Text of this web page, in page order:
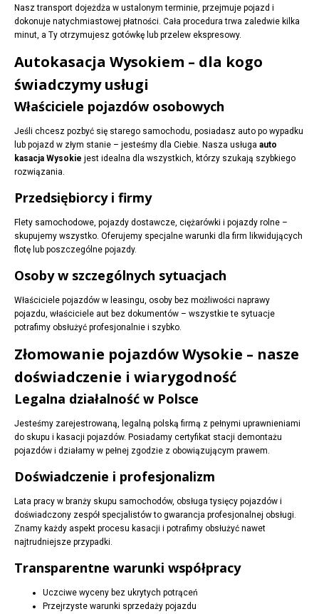
Nasz transport dojeżdża w ustalonym terminie, przejmuje pojazd i
dokonuje natychmiastowej płatności. Cała procedura trwa zaledwie kilka
minut, a Ty otrzymujesz gotówkę lub przelew ekspresowy.
Autokasacja Wysokiem – dla kogo
świadczymy usługi
Właściciele pojazdów osobowych
Jeśli chcesz pozbyć się starego samochodu, posiadasz auto po wypadku
lub pojazd w złym stanie – jesteśmy dla Ciebie. Nasza usługa auto
kasacja Wysokie jest idealna dla wszystkich, którzy szukają szybkiego
rozwiązania.
Przedsiębiorcy i firmy
Flety samochodowe, pojazdy dostawcze, ciężarówki i pojazdy rolne –
skupujemy wszystko. Oferujemy specjalne warunki dla firm likwidujących
flotę lub poszczególne pojazdy.
Osoby w szczególnych sytuacjach
Właściciele pojazdów w leasingu, osoby bez możliwości naprawy
pojazdu, właściciele aut bez dokumentów – wszystkie te sytuacje
potrafimy obsłużyć profesjonalnie i szybko.
Złomowanie pojazdów Wysokie – nasze
doświadczenie i wiarygodność
Legalna działalność w Polsce
Jesteśmy zarejestrowaną, legalną polską firmą z pełnymi uprawnieniami
do skupu i kasacji pojazdów. Posiadamy certyfikat stacji demontażu
pojazdów i działamy w pełnej zgodzie z obowiązującym prawem.
Doświadczenie i profesjonalizm
Lata pracy w branży skupu samochodów, obsługa tysięcy pojazdów i
doświadczony zespół specjalistów to gwarancja profesjonalnej obsługi.
Znamy każdy aspekt procesu kasacji i potrafimy obsłużyć nawet
najtrudniejsze przypadki.
Transparentne warunki współpracy
Uczciwe wyceny bez ukrytych potrąceń
Przejrzyste warunki sprzedaży pojazdu